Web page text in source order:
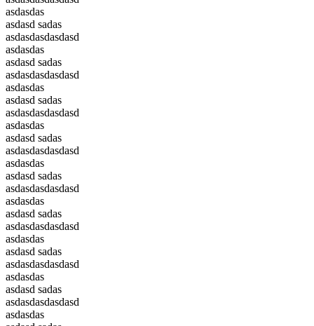
asdasdas
asdasd sadas
asdasdasdasdasd
asdasdas
asdasd sadas
asdasdasdasdasd
asdasdas
asdasd sadas
asdasdasdasdasd
asdasdas
asdasd sadas
asdasdasdasdasd
asdasdas
asdasd sadas
asdasdasdasdasd
asdasdas
asdasd sadas
asdasdasdasdasd
asdasdas
asdasd sadas
asdasdasdasdasd
asdasdas
asdasd sadas
asdasdasdasdasd
asdasdas